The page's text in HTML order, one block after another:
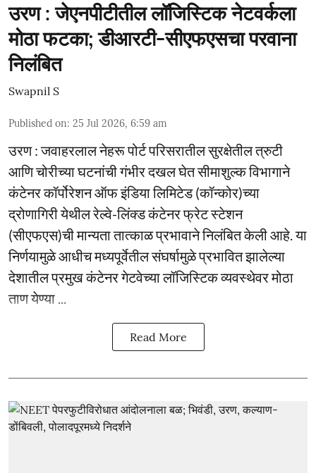
उरण : जेएनपीटीतील लॉजिस्टिक नेटवर्कला
मोठा फटका; डीआरटी-सीएफएसचा परवाना
निलंबित
Swapnil S
Published on: 25 Jul 2026, 6:59 am
उरण : जवाहरलाल नेहरू पोर्ट परिसरातील सुरक्षेतील त्रुटी
आणि चोरीच्या घटनांची गंभीर दखल घेत सीमाशुल्क विभागाने
कंटेनर कॉर्पोरेशन ऑफ इंडिया लिमिटेड (कॉन्कोर)च्या
द्रोणागिरी येथील रेल्वे-लिंक्ड कंटेनर फ्रेट स्टेशन
(सीएफएस)ची मान्यता तात्काळ प्रभावाने निलंबित केली आहे. या
निर्णयामुळे आधीच मध्यपूर्वेतील संघर्षामुळे प्रभावित झालेल्या
देशातील प्रमुख कंटेनर गेटवेच्या लॉजिस्टिक व्यवस्थेवर मोठा
ताण येण्या ...
Read More